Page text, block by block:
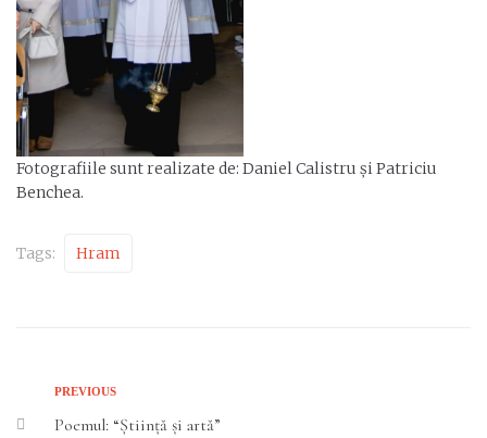
Fotografiile sunt realizate de: Daniel Calistru și Patriciu
Benchea.
Tags: Hram
PREVIOUS
Poemul: “Știință și artă”